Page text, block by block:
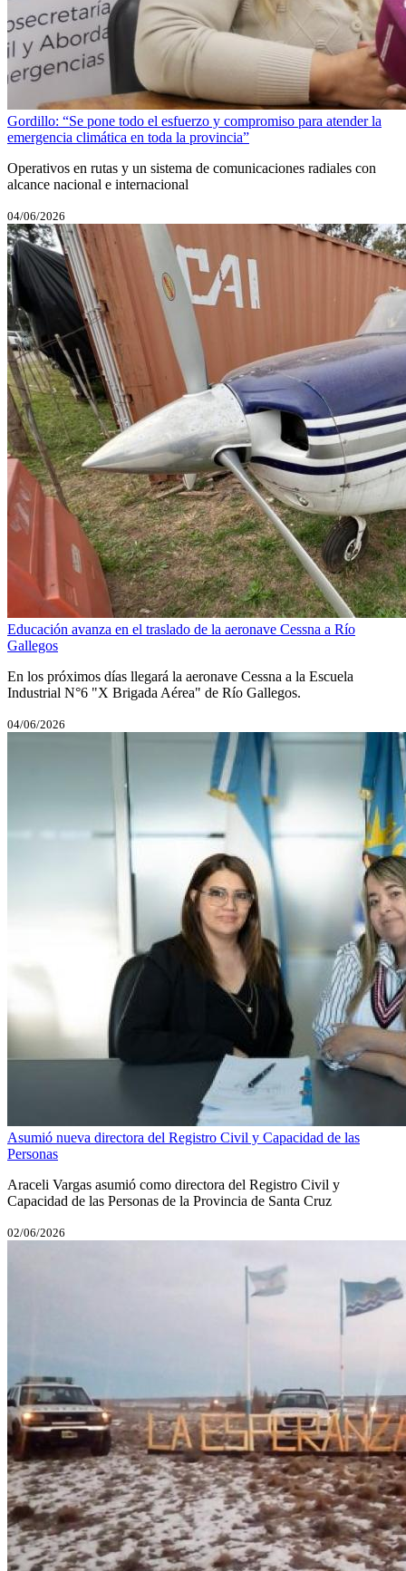
Gordillo: “Se pone todo el esfuerzo y compromiso para atender la
emergencia climática en toda la provincia”
Operativos en rutas y un sistema de comunicaciones radiales con
alcance nacional e internacional
04/06/2026
Educación avanza en el traslado de la aeronave Cessna a Río
Gallegos
En los próximos días llegará la aeronave Cessna a la Escuela
Industrial N°6 "X Brigada Aérea" de Río Gallegos.
04/06/2026
Asumió nueva directora del Registro Civil y Capacidad de las
Personas
Araceli Vargas asumió como directora del Registro Civil y
Capacidad de las Personas de la Provincia de Santa Cruz
02/06/2026